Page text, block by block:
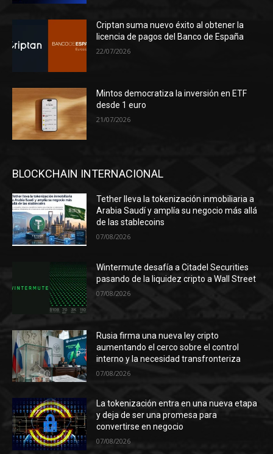
Criptan suma nuevo éxito al obtener la
licencia de pagos del Banco de España
22/07/2026
Mintos democratiza la inversión en ETF
desde 1 euro
21/07/2026
BLOCKCHAIN INTERNACIONAL
Tether lleva la tokenización inmobiliaria a
Arabia Saudí y amplía su negocio más allá
de las stablecoins
07/08/2026
Wintermute desafía a Citadel Securities
pasando de la liquidez cripto a Wall Street
07/08/2026
Rusia firma una nueva ley cripto
aumentando el cerco sobre el control
interno y la necesidad transfronteriza
07/08/2026
La tokenización entra en una nueva etapa
y deja de ser una promesa para
convertirse en negocio
07/08/2026